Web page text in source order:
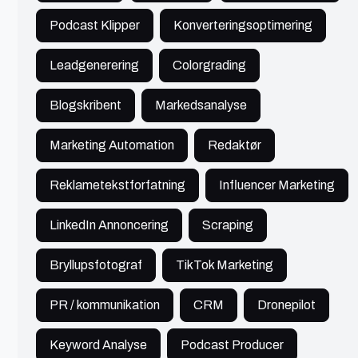
Podcast Klipper
Konverteringsoptimering
Leadgenerering
Colorgrading
Blogskribent
Markedsanalyse
Marketing Automation
Redaktør
Reklametekstforfatning
Influencer Marketing
LinkedIn Annoncering
Scraping
Bryllupsfotograf
TikTok Marketing
PR / kommunikation
CRM
Dronepilot
Keyword Analyse
Podcast Producer
Frej
København
freelancer
Foto, Video & Lyd 450 - 600 kr./t
Arbejder som freelancer for en lang række
organisationer og private kunder.
Se profil
Lotte Fisker
Aarhus